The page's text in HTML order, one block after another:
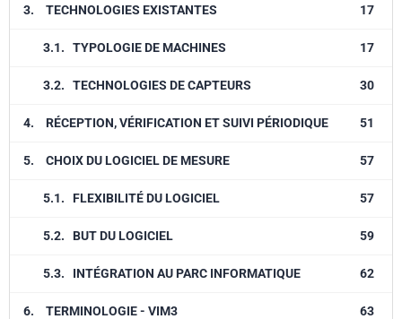
3. TECHNOLOGIES EXISTANTES 17
3.1. TYPOLOGIE DE MACHINES 17
3.2. TECHNOLOGIES DE CAPTEURS 30
4. RÉCEPTION, VÉRIFICATION ET SUIVI PÉRIODIQUE 51
5. CHOIX DU LOGICIEL DE MESURE 57
5.1. FLEXIBILITÉ DU LOGICIEL 57
5.2. BUT DU LOGICIEL 59
5.3. INTÉGRATION AU PARC INFORMATIQUE 62
6. TERMINOLOGIE - VIM3 63